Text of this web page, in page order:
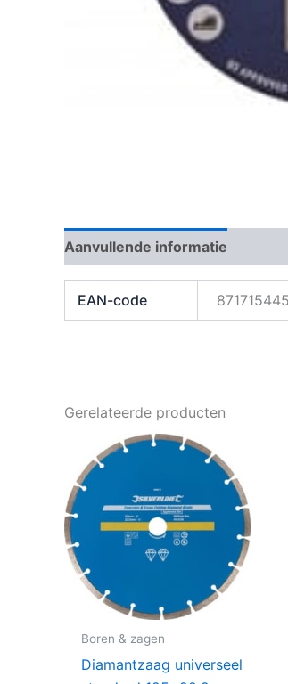
Aanvullende informatie
EAN-code
Gerelateerde producten
Boren & zagen
Diamantzaag universeel